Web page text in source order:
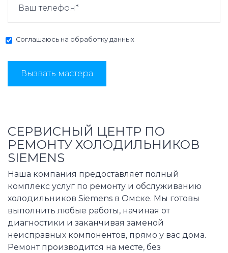
Соглашаюсь на обработку данных
Вызвать мастера
СЕРВИСНЫЙ ЦЕНТР ПО
РЕМОНТУ ХОЛОДИЛЬНИКОВ
SIEMENS
Наша компания предоставляет полный
комплекс услуг по ремонту и обслуживанию
холодильников Siemens в Омске. Мы готовы
выполнить любые работы, начиная от
диагностики и заканчивая заменой
неисправных компонентов, прямо у вас дома.
Ремонт производится на месте, без